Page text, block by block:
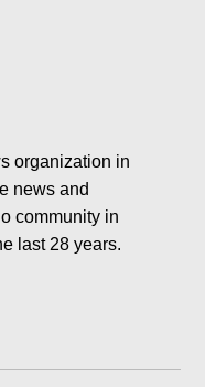
organization in
news and
community in
last 28 years.